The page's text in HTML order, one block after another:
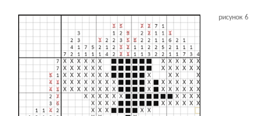
рисунок 6